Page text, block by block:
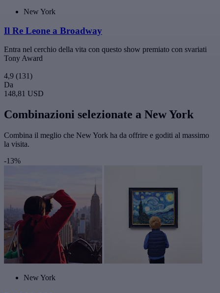
New York
Il Re Leone a Broadway
Entra nel cerchio della vita con questo show premiato con svariati
Tony Award
4,9 (131)
Da
148,81 USD
Combinazioni selezionate a New York
Combina il meglio che New York ha da offrire e goditi al massimo
la visita.
-13%
New York